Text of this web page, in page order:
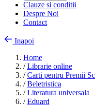
Clauze si conditii
Despre Noi
Contact
Inapoi
Home
/ Librarie online
/ Carti pentru Premii
/ Beletristica
/ Literatura universala
/ Eduard